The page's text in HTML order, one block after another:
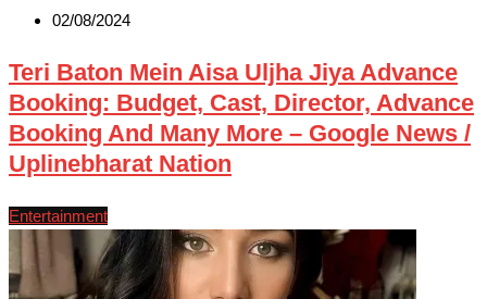
02/08/2024
Teri Baton Mein Aisa Uljha Jiya Advance
Booking: Budget, Cast, Director, Advance
Booking And Many More – Google News /
Uplinebharat Nation
Entertainment